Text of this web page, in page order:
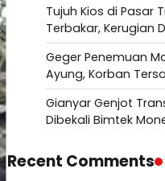
Tujuh Kios di Pasar
Terbakar, Kerugian
Geger Penemuan
Ayung, Korban
Gianyar Genjot
Dibekali Bimtek
Recent Comments